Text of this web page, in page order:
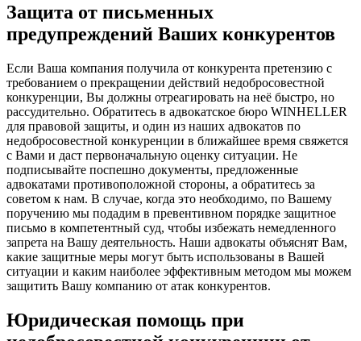
Защита от письменных
предупреждений Ваших конкурентов
Если Ваша компания получила от конкурента претензию с
требованием о прекращении действий недобросовестной
конкуренции, Вы должны отреагировать на неё быстро, но
рассудительно. Обратитесь в адвокатское бюро WINHELLER
для правовой защиты, и один из наших адвокатов по
недобросовестной конкуренции в ближайшее время свяжется
с Вами и даст первоначальную оценку ситуации. Не
подписывайте поспешно документы, предложенные
адвокатами противоположной стороны, а обратитесь за
советом к нам. В случае, когда это необходимо, по Вашему
поручению мы подадим в превентивном порядке защитное
письмо в компетентный суд, чтобы избежать немедленного
запрета на Вашу деятельность. Наши адвокаты объяснят Вам,
какие защитные меры могут быть использованы в Вашей
ситуации и каким наиболее эффективным методом мы можем
защитить Вашу компанию от атак конкурентов.
Юридическая помощь при